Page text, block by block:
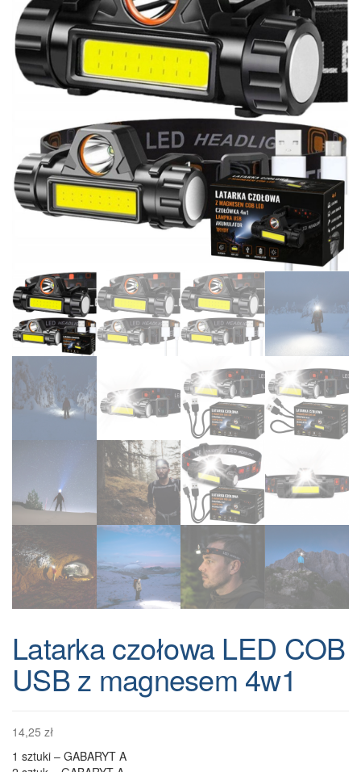
Latarka czołowa LED COB
USB z magnesem 4w1
14,25 zł
1 sztuki – GABARYT A